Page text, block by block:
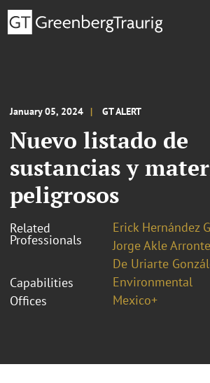
January 05, 2024 GT ALERT
Nuevo listado de
sustancias y
peligrosos
Related
Professionals
Erick Hernández
Jorge Akle Arronte
De Uriarte
Capabilities
Environmental
Offices
Mexico+